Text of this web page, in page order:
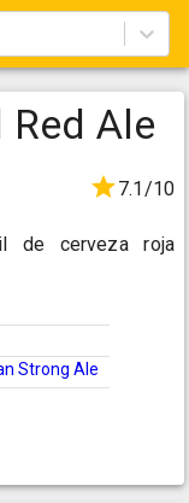
Red Ale
7.1/10
de cerveza roja
Strong Ale